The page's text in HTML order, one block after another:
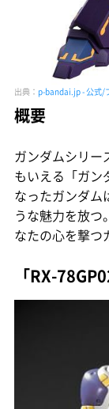
出典： p-bandai.jp - 公式/
概要
ガンダムシリー
もいえる「ガン
なったガンダム
うな魅力を放つ
なたの心を撃つ
「RX-